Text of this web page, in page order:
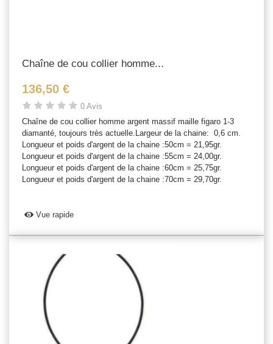
Chaîne de cou collier homme...
136,50 €
0 Avis
Chaîne de cou collier homme argent massif maille figaro 1-3
diamanté, toujours très actuelle.Largeur de la chaine: 0,6 cm.
Longueur et poids d'argent de la chaine :50cm = 21,95gr.
Longueur et poids d'argent de la chaine :55cm = 24,00gr.
Longueur et poids d'argent de la chaine :60cm = 25,75gr.
Longueur et poids d'argent de la chaine :70cm = 29,70gr.
Vue rapide